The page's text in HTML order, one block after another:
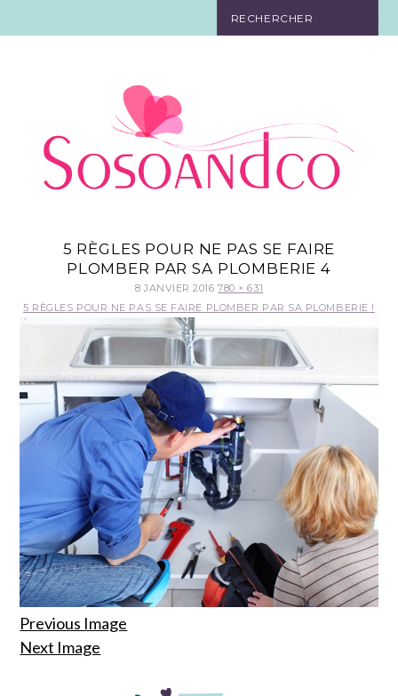
SO EN FORME
SO IN LOVE
SO PRATIQUE
CONTACT
5 RÈGLES POUR NE PAS SE FAIRE
PLOMBER PAR SA PLOMBERIE 4
8 JANVIER 2016 780 × 631
5 RÈGLES POUR NE PAS SE FAIRE PLOMBER PAR SA PLOMBERIE !
Previous Image
Next Image